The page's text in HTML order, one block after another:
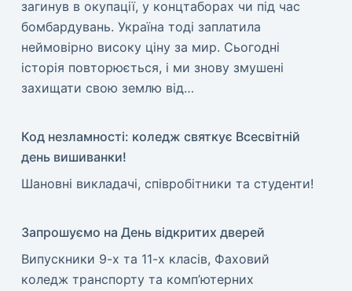
загинув в окупації, у концтаборах чи під час
бомбардувань. Україна тоді заплатила
неймовірно високу ціну за мир. ​Сьогодні
історія повторюється, і ми знову змушені
захищати свою землю від…
Код незламності: коледж святкує Всесвітній
день вишиванки!
​Шановні викладачі, співробітники та студенти!
Запрошуємо на День відкритих дверей
Випускники 9-х та 11-х класів, Фаховий
коледж транспорту та комп’ютерних